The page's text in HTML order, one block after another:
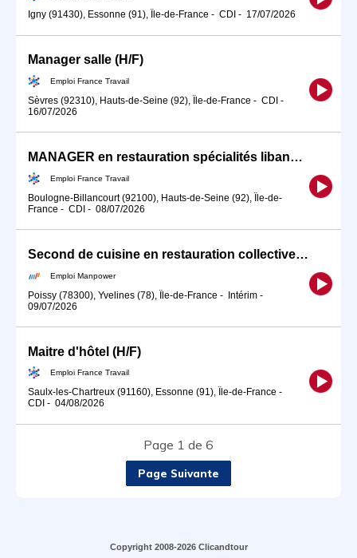
Igny (91430), Essonne (91), Île-de-France - CDI - 17/07/2026
Manager salle (H/F)
Emploi France Travail
Sèvres (92310), Hauts-de-Seine (92), Île-de-France - CDI -
16/07/2026
MANAGER en restauration spécialités libanaises (H/F)
Emploi France Travail
Boulogne-Billancourt (92100), Hauts-de-Seine (92), Île-de-
France - CDI - 08/07/2026
Second de cuisine en restauration collective (H/F)
Emploi Manpower
Poissy (78300), Yvelines (78), Île-de-France - Intérim -
09/07/2026
Maitre d'hôtel (H/F)
Emploi France Travail
Saulx-les-Chartreux (91160), Essonne (91), Île-de-France -
CDI - 04/08/2026
Page 1 de 6
Page Suivante
Copyright 2008-2026 Clicandtour